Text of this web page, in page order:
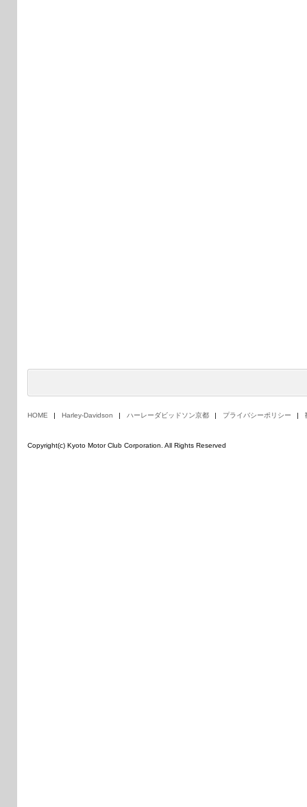
HOME Harley-Davidson ハーレーダビッドソン京都 プライバシーポリシー
Copyright(c) Kyoto Motor Club Corporation. All Rights Reserved